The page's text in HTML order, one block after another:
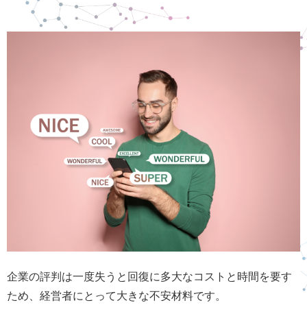
企業の評判は一度失うと回復に多大なコストと時間を要す
ため、経営者にとって大きな不安材料です。